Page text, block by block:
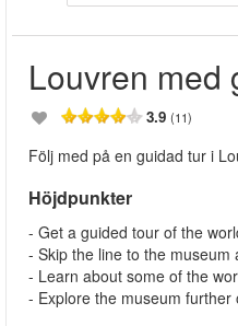
Louvren med
3.9 (11)
Följ med på en guidad tur i
Höjdpunkter
- Get a guided tour of the
- Skip the line to the museum
- Learn about some of the
- Explore the museum